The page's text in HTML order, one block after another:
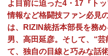
よ目前に迫った4・17『ト
情報など格闘技ファン必見
は、RIZIN統括本部長を務
男、高田延彦。そして、“
て、独自の目線と巧みな話